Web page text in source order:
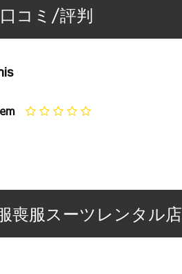
コミ/評判
喪服スーツレンタル店